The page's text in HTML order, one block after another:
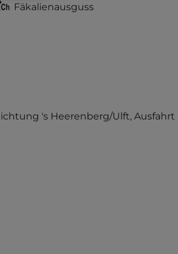
Fäkalienausguss
's Heerenberg/Ulft,